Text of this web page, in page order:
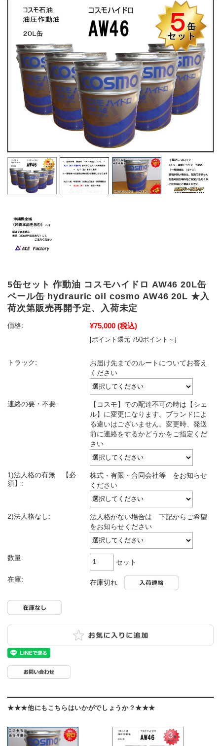
5缶セット 作動油 コスモハイドロ AW46 20L缶
ペール缶 hydrauric oil cosmo AW46 20L ★入
荷次第販売再開予定、入荷未定
価格: ¥75,000 (税込)
[ポイント還元 750ポイント～]
トラック:
お届け先までのルートについてお答え
ください
連絡の要・不要:
【コスモ】での配達不可の時は【シェ
ル】に変更になります。ブランドによ
る違いはございません。変更時、発送
前に連絡をするかどうかをご指定くだ
さい
1)法人格の有無 【必
須】:
株式・有限・合同会社等 をお知らせ
ください
2)法人格なし:
法人格がない場合は 下記からご希望
をお知らせください
数量:
セット
在庫: 在庫切れ
★★★他にもこちらはいかがでしょうか？★★★